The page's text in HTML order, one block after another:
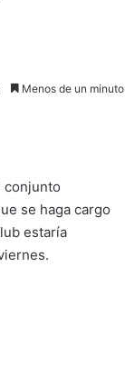
Menos de un minuto
conjunto
se haga cargo
estaría